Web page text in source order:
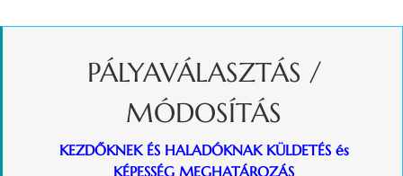
PÁLYAVÁLASZTÁS /
MÓDOSÍTÁS
KEZDŐKNEK ÉS HALADÓKNAK KÜLDETÉS és
KÉPESSÉG MEGHATÁROZÁS